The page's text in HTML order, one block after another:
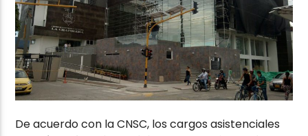
De acuerdo con la CNSC, los cargos asistenciales